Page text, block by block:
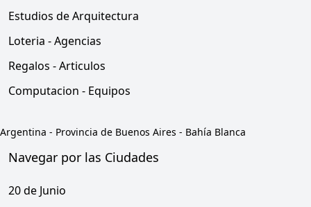
Estudios de Arquitectura
Loteria - Agencias
Regalos - Articulos
Computacion - Equipos
Argentina - Provincia de Buenos Aires - Bahía Blanca
Navegar por las Ciudades
20 de Junio